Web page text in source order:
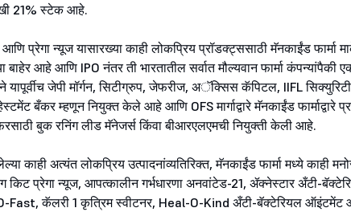
21% स्टेक आहे.
प्रेगा न्यूज यासारख्या काही लोकप्रिय प्रॉडक्ट्ससाठी मॅनकाईंड फार्मा
बाहेर आहे आणि IPO नंतर ती भारतातील सर्वात मौल्यवान फार्मा
यापूर्वीच जेपी मॉर्गन, सिटीग्रुप, जेफरीज, अॅक्सिस कॅपिटल, IIFL
बँकर म्हणून नियुक्त केले आहे आणि OFS मार्गाद्वारे मॅनकाईंड फार्माद्वारे
बुक रनिंग लीड मॅनेजर्स किंवा बीआरएलएमची नियुक्ती केली आहे.
काही अत्यंत लोकप्रिय उत्पादनांव्यतिरिक्त, मॅनकाईंड फार्मा मध्ये काही
किट प्रेगा न्यूज, आपत्कालीन गर्भधारणा अनवांटेड-21, ॲक्नेस्टार अँटी-
Fast, कॅलरी 1 कृत्रिम स्वीटनर, Heal-O-Kind अँटी-बॅक्टेरियल ऑइंटमेंट